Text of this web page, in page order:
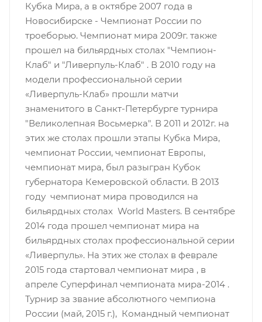
Кубка Мира, а в октябре 2007 года в
Новосибирске - Чемпионат России по
троеборью. Чемпионат мира 2009г. также
прошел на бильярдных столах "Чемпион-
Клаб" и "Ливерпуль-Клаб" . В 2010 году на
модели профессиональной серии
«Ливерпуль-Клаб» прошли матчи
знаменитого в Санкт-Петербурге турнира
"Великолепная Восьмерка". В 2011 и 2012г. на
этих же столах прошли этапы Кубка Мира,
чемпионат России, чемпионат Европы,
чемпионат мира, был разыгран Кубок
губернатора Кемеровской области. В 2013
году чемпионат мира проводился на
бильярдных столах World Masters. В сентябре
2014 года прошел чемпионат мира на
бильярдных столах профессиональной серии
«Ливерпуль». На этих же столах в феврале
2015 года стартовал чемпионат мира , в
апреле Суперфинал чемпионата мира-2014 .
Турнир за звание абсолютного чемпиона
России (май, 2015 г.), Командный чемпионат